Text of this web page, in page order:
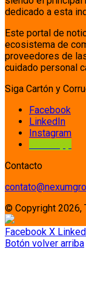
dedicado a esta
Este portal de
ecosistema de
proveedores de
cuidado personal
Siga Cartón y
Facebook
LinkedIn
Instagram
Contacto
© Copyright 2026,
Facebook X
Botón volver arriba